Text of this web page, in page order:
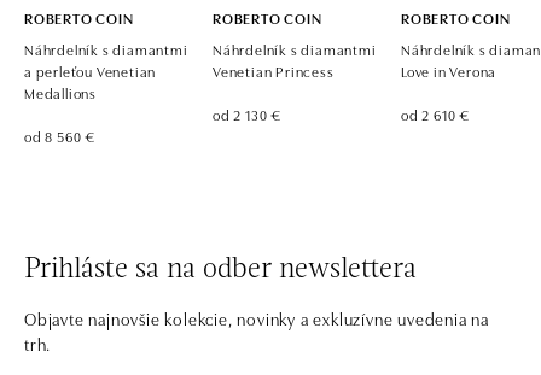
ROBERTO COIN
Náhrdelník s diamantmi
a perleťou Venetian
Medallions
od 8 560 €
ROBERTO COIN
Náhrdelník s diamantmi
Venetian Princess
od 2 130 €
ROBERTO COIN
Náhrdelník s
Love in Verona
od 2 610 €
Prihláste sa na odber newslettera
Objavte najnovšie kolekcie, novinky a exkluzívne uvedenia na
trh.